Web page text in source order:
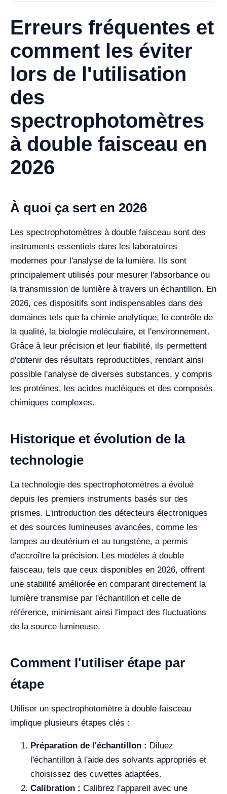
Erreurs fréquentes et
comment les éviter
lors de l'utilisation
des
spectrophotomètres
à double faisceau en
2026
À quoi ça sert en 2026
Les spectrophotomètres à double faisceau sont des
instruments essentiels dans les laboratoires
modernes pour l'analyse de la lumière. Ils sont
principalement utilisés pour mesurer l'absorbance ou
la transmission de lumière à travers un échantillon. En
2026, ces dispositifs sont indispensables dans des
domaines tels que la chimie analytique, le contrôle de
la qualité, la biologie moléculaire, et l'environnement.
Grâce à leur précision et leur fiabilité, ils permettent
d'obtenir des résultats reproductibles, rendant ainsi
possible l'analyse de diverses substances, y compris
les protéines, les acides nucléiques et des composés
chimiques complexes.
Historique et évolution de la
technologie
La technologie des spectrophotomètres a évolué
depuis les premiers instruments basés sur des
prismes. L'introduction des détecteurs électroniques
et des sources lumineuses avancées, comme les
lampes au deutérium et au tungstène, a permis
d'accroître la précision. Les modèles à double
faisceau, tels que ceux disponibles en 2026, offrent
une stabilité améliorée en comparant directement la
lumière transmise par l'échantillon et celle de
référence, minimisant ainsi l'impact des fluctuations
de la source lumineuse.
Comment l'utiliser étape par
étape
Utiliser un spectrophotomètre à double faisceau
implique plusieurs étapes clés :
Préparation de l'échantillon : Diluez
l'échantillon à l'aide des solvants appropriés et
choisissez des cuvettes adaptées.
Calibration : Calibrez l'appareil avec une